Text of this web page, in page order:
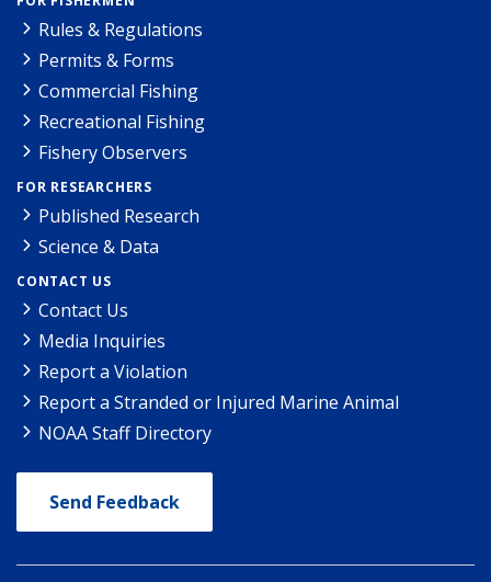
Rules & Regulations
Permits & Forms
Commercial Fishing
Recreational Fishing
Fishery Observers
FOR RESEARCHERS
Published Research
Science & Data
CONTACT US
Contact Us
Media Inquiries
Report a Violation
Report a Stranded or Injured Marine Animal
NOAA Staff Directory
Send Feedback